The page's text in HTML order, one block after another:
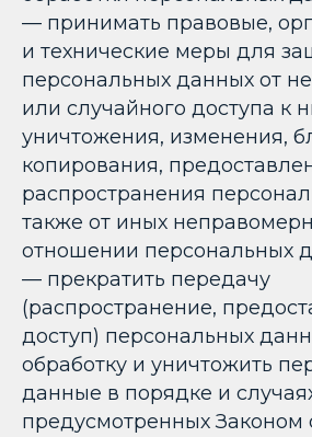
— принимать правовые,
и технические меры для
персональных данных от
или случайного доступа к
уничтожения, изменения,
копирования,
распространения
также от иных
отношении персональных
— прекратить передачу
(распространение,
доступ) персональных
обработку и уничтожить
данные в порядке и
предусмотренных Законом